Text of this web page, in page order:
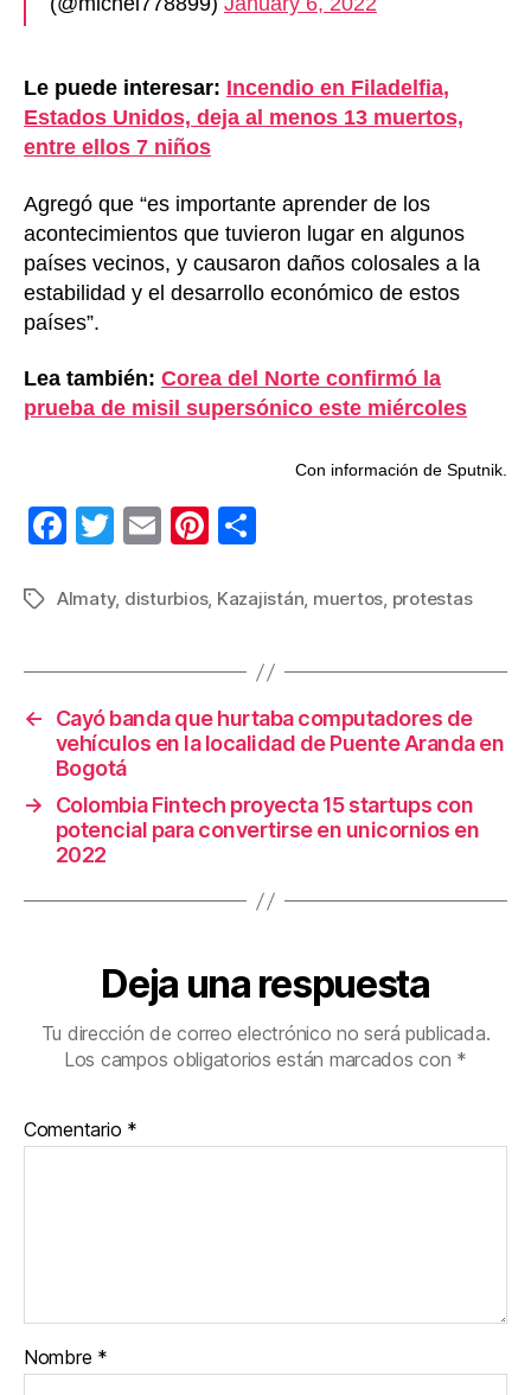
Le puede interesar: Incendio en Filadelfia,
Estados Unidos, deja al menos 13 muertos,
entre ellos 7 niños
Agregó que “es importante aprender de los
acontecimientos que tuvieron lugar en algunos
países vecinos, y causaron daños colosales a la
estabilidad y el desarrollo económico de estos
países”.
Lea también: Corea del Norte confirmó la
prueba de misil supersónico este miércoles
Con información de Sputnik.
F
c
b
o
o
k
T
tt
E
ail
Pi
er
st
m
ar
tir
Etiquetas
Almaty, disturbios, Kazajistán, muertos, protestas
←
Cayó banda que hurtaba computadores de
vehículos en la localidad de Puente Aranda en
Bogotá
→
Colombia Fintech proyecta 15 startups con
potencial para convertirse en unicornios en
2022
Deja una respuesta
Tu dirección de correo electrónico no será publicada.
Los campos obligatorios están marcados con *
Comentario *
Nombre *